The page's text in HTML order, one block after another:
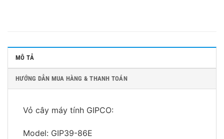
MÔ TẢ
HƯỚNG DẪN MUA HÀNG & THANH TOÁN
Vỏ cây máy tính GIPCO:
Model: GIP39-86E